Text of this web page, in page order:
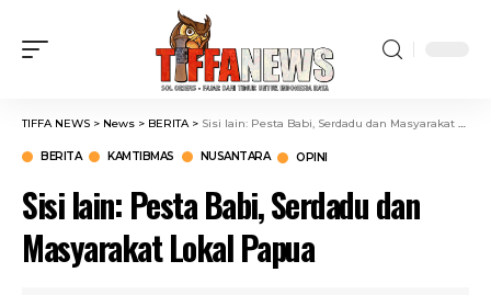
TIFFA NEWS > News > BERITA> Sisi lain: Pesta Babi, Serdadu dan Masyarakat Lokal Papua
BERITA KAMTIBMAS NUSANTARA OPINI
Sisi lain: Pesta Babi, Serdadu dan
Masyarakat Lokal Papua